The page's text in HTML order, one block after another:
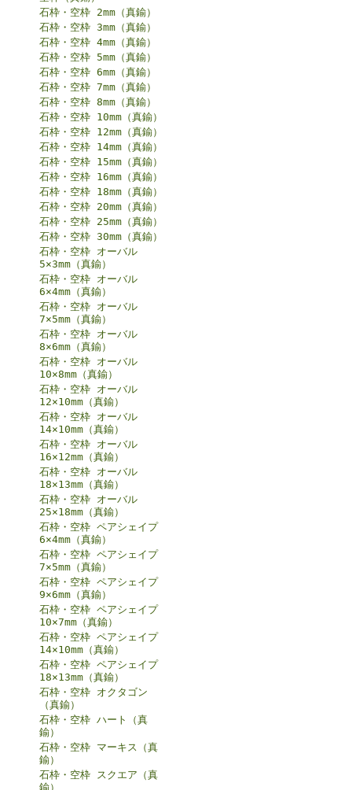
石枠・空枠 2mm（真鍮）
石枠・空枠 3mm（真鍮）
石枠・空枠 4mm（真鍮）
石枠・空枠 5mm（真鍮）
石枠・空枠 6mm（真鍮）
石枠・空枠 7mm（真鍮）
石枠・空枠 8mm（真鍮）
石枠・空枠 10mm（真鍮）
石枠・空枠 12mm（真鍮）
石枠・空枠 14mm（真鍮）
石枠・空枠 15mm（真鍮）
石枠・空枠 16mm（真鍮）
石枠・空枠 18mm（真鍮）
石枠・空枠 20mm（真鍮）
石枠・空枠 25mm（真鍮）
石枠・空枠 30mm（真鍮）
石枠・空枠 オーバル
5×3mm（真鍮）
石枠・空枠 オーバル
6×4mm（真鍮）
石枠・空枠 オーバル
7×5mm（真鍮）
石枠・空枠 オーバル
8×6mm（真鍮）
石枠・空枠 オーバル
10×8mm（真鍮）
石枠・空枠 オーバル
12×10mm（真鍮）
石枠・空枠 オーバル
14×10mm（真鍮）
石枠・空枠 オーバル
16×12mm（真鍮）
石枠・空枠 オーバル
18×13mm（真鍮）
石枠・空枠 オーバル
25×18mm（真鍮）
石枠・空枠 ペアシェイプ
6×4mm（真鍮）
石枠・空枠 ペアシェイプ
7×5mm（真鍮）
石枠・空枠 ペアシェイプ
9×6mm（真鍮）
石枠・空枠 ペアシェイプ
10×7mm（真鍮）
石枠・空枠 ペアシェイプ
14×10mm（真鍮）
石枠・空枠 ペアシェイプ
18×13mm（真鍮）
石枠・空枠 オクタゴン
（真鍮）
石枠・空枠 ハート（真
鍮）
石枠・空枠 マーキス（真
鍮）
石枠・空枠 スクエア（真
鍮）